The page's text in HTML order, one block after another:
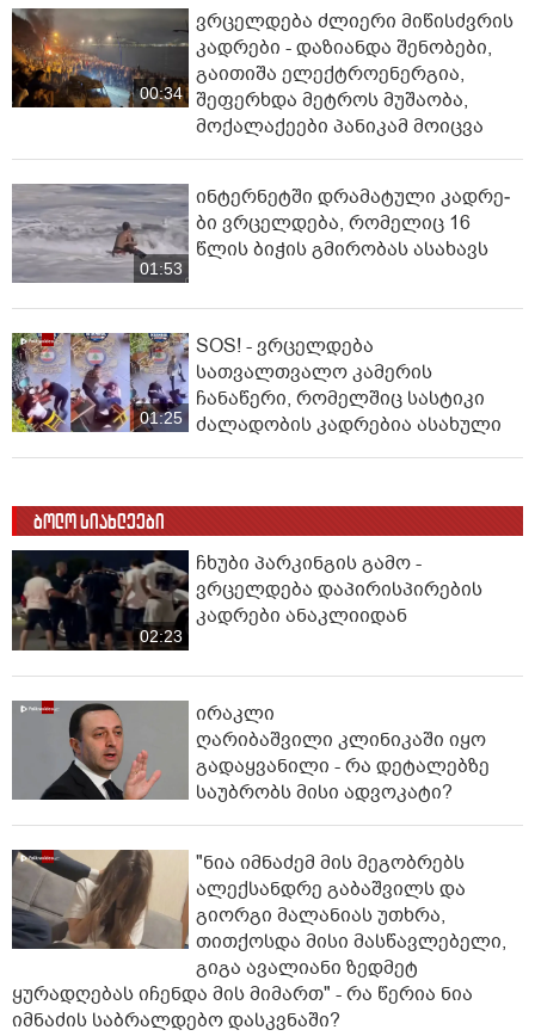
00:34
ვრცელდება ძლიერი მიწისძვრის
კადრები - დაზიანდა შენობები,
გაითიშა ელექტროენერგია,
შეფერხდა მეტროს მუშაობა,
მოქალაქეები პანიკამ მოიცვა
01:53
ინ­ტერ­ნეტ­ში დრა­მა­ტუ­ლი კად­რე­
ბი ვრცელდება, რომელიც 16
წლის ბიჭის გმირობას ასახავს
01:25
SOS! - ვრცელდება
სათვალთვალო კამერის
ჩანაწერი, რომელშიც სასტიკი
ძალადობის კადრებია ასახული
ბოლო სიახლეები
02:23
ჩხუბი პარკინგის გამო -
ვრცელდება დაპირისპირების
კადრები ანაკლიიდან
ირაკლი
ღარიბაშვილი კლინიკაში იყო
გადაყვანილი - რა დეტალებზე
საუბრობს მისი ადვოკატი?
"ნია იმნაძემ მის მეგობრებს
ალექსანდრე გაბაშვილს და
გიორგი მალანიას უთხრა,
თითქოსდა მისი მასწავლებელი,
გიგა ავალიანი ზედმეტ
ყურადღებას იჩენდა მის მიმართ" - რა წერია ნია
იმნაძის საბრალდებო დასკვნაში?